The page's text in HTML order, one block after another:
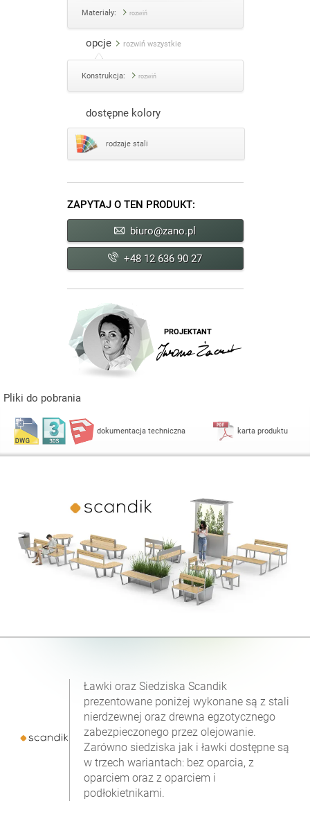
Materiały: rozwiń
opcje rozwiń wszystkie
Konstrukcja: rozwiń
dostępne kolory
rodzaje stali
ZAPYTAJ O TEN PRODUKT:
biuro@zano.pl
+48 12 636 90 27
PROJEKTANT
Pliki do pobrania
dokumentacja techniczna karta produktu
Ławki oraz Siedziska Scandik
prezentowane poniżej wykonane są z stali
nierdzewnej oraz drewna egzotycznego
zabezpieczonego przez olejowanie.
Zarówno siedziska jak i ławki dostępne są
w trzech wariantach: bez oparcia, z
oparciem oraz z oparciem i
podłokietnikami.